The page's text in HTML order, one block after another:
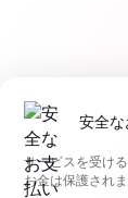
安全
サービスを受け
お金は保護され